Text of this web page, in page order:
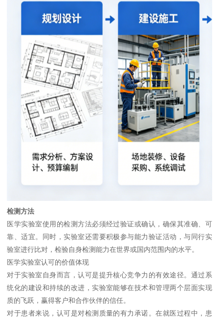
检测方法
医学实验室使用的检测方法必须经过验证或确认，确保其准确、可
靠、适宜。同时，实验室还需要积极参与能力验证活动，与同行实
验室进行比对，检验自身检测能力在世界或国内范围内的水平。
医学实验室认可的价值体现
对于实验室自身而言，认可是提升核心竞争力的有效途径。通过系
统化的建设和持续的改进，实验室能够在技术和管理两个层面实现
质的飞跃，赢得客户和合作伙伴的信任。
对于患者来说，认可是对检测质量的有力承诺。在就医过程中，患